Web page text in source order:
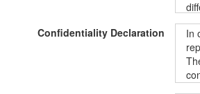
all
Confidentiality Declaration
In